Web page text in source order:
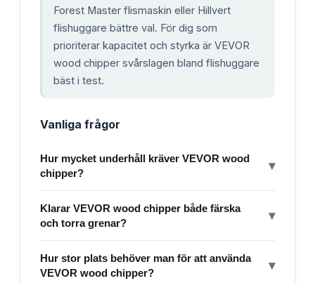
Forest Master flismaskin eller Hillvert
flishuggare bättre val. För dig som
prioriterar kapacitet och styrka är VEVOR
wood chipper svårslagen bland flishuggare
bäst i test.
Vanliga frågor
Hur mycket underhåll kräver VEVOR wood
chipper?
▾
Klarar VEVOR wood chipper både färska
och torra grenar?
▾
Hur stor plats behöver man för att använda
VEVOR wood chipper?
▾